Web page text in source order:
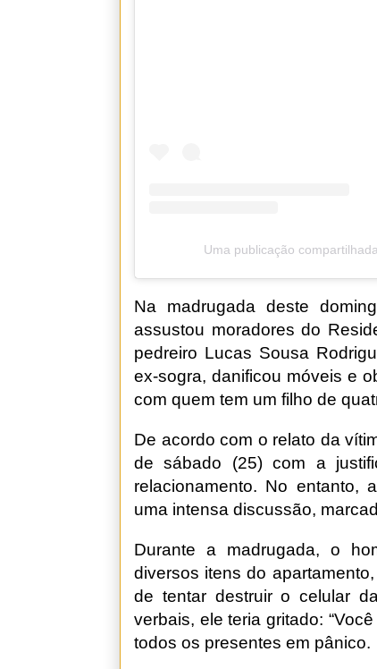
Uma publicação
Na madrugada deste
assustou moradores do
pedreiro Lucas Sousa
ex-sogra, danificou móveis e
com quem tem um filho de
De acordo com o relato da
de sábado (25) com a
relacionamento. No entanto,
uma intensa discussão,
Durante a madrugada, o
diversos itens do
de tentar destruir o celular
verbais, ele teria gritado:
todos os presentes em pânico.